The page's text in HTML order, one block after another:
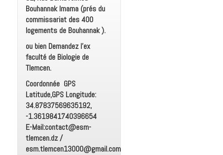
Bouhannak Imama (prés du
commissariat des 400
logements de Bouhannak ).
ou bien Demandez l’ex
faculté de Biologie de
Tlemcen.
Coordonnée GPS
Latitude,GPS Longitude:
34.87837569635192,
-1.3619841740396654
E-Mail:contact@esm-
tlemcen.dz /
esm.tlemcen13000@gmail.com